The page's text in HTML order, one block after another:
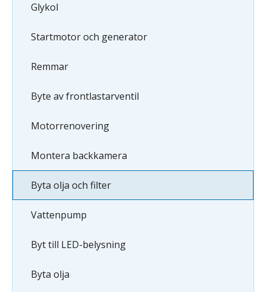
Glykol
Startmotor och generator
Remmar
Byte av frontlastarventil
Motorrenovering
Montera backkamera
Byta olja och filter
Vattenpump
Byt till LED-belysning
Byta olja